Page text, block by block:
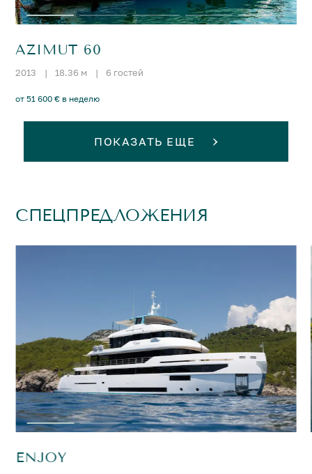
AZIMUT 60
2013 | 18.36 м | 6 гостей
от 51 600 € в неделю
ПОКАЗАТЬ ЕЩЕ
СПЕЦПРЕДЛОЖЕНИЯ
ENJOY